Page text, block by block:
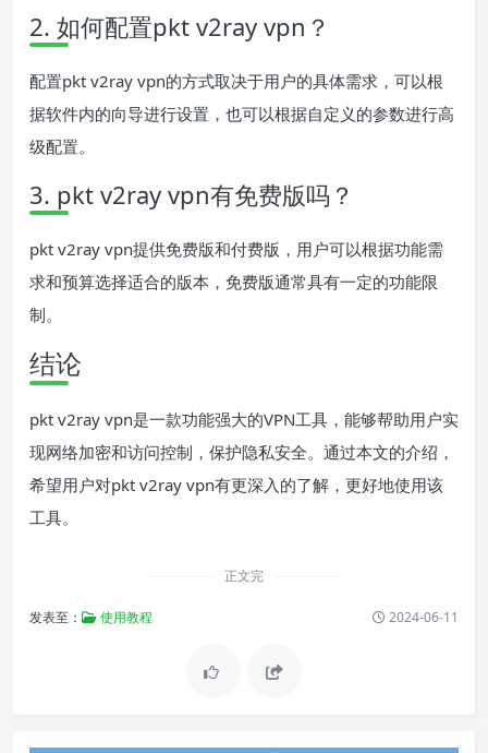
2. 如何配置pkt v2ray vpn？
配置pkt v2ray vpn的方式取决于用户的具体需求，可以根
据软件内的向导进行设置，也可以根据自定义的参数进行高
级配置。
3. pkt v2ray vpn有免费版吗？
pkt v2ray vpn提供免费版和付费版，用户可以根据功能需
求和预算选择适合的版本，免费版通常具有一定的功能限
制。
结论
pkt v2ray vpn是一款功能强大的VPN工具，能够帮助用户实
现网络加密和访问控制，保护隐私安全。通过本文的介绍，
希望用户对pkt v2ray vpn有更深入的了解，更好地使用该
工具。
正文完
发表至： 使用教程 2024-06-11